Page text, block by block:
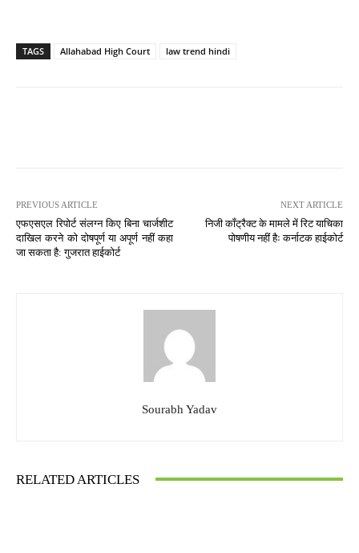
TAGS Allahabad High Court law trend hindi
PREVIOUS ARTICLE
एफएसएल रिपोर्ट संलग्न किए बिना चार्जशीट
दाखिल करने को दोषपूर्ण या अपूर्ण नहीं कहा
जा सकता है: गुजरात हाईकोर्ट
NEXT ARTICLE
निजी कॉंट्रैक्ट के मामले में रिट याचिका
पोषणीय नहीं हैः कर्नाटक हाईकोर्ट
Sourabh Yadav
RELATED ARTICLES